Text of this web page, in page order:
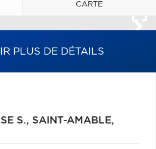
CARTE
PLUS DE DÉTAILS
S., SAINT-AMABLE,